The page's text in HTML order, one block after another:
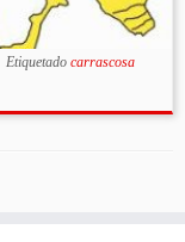
Etiquetado carrascosa